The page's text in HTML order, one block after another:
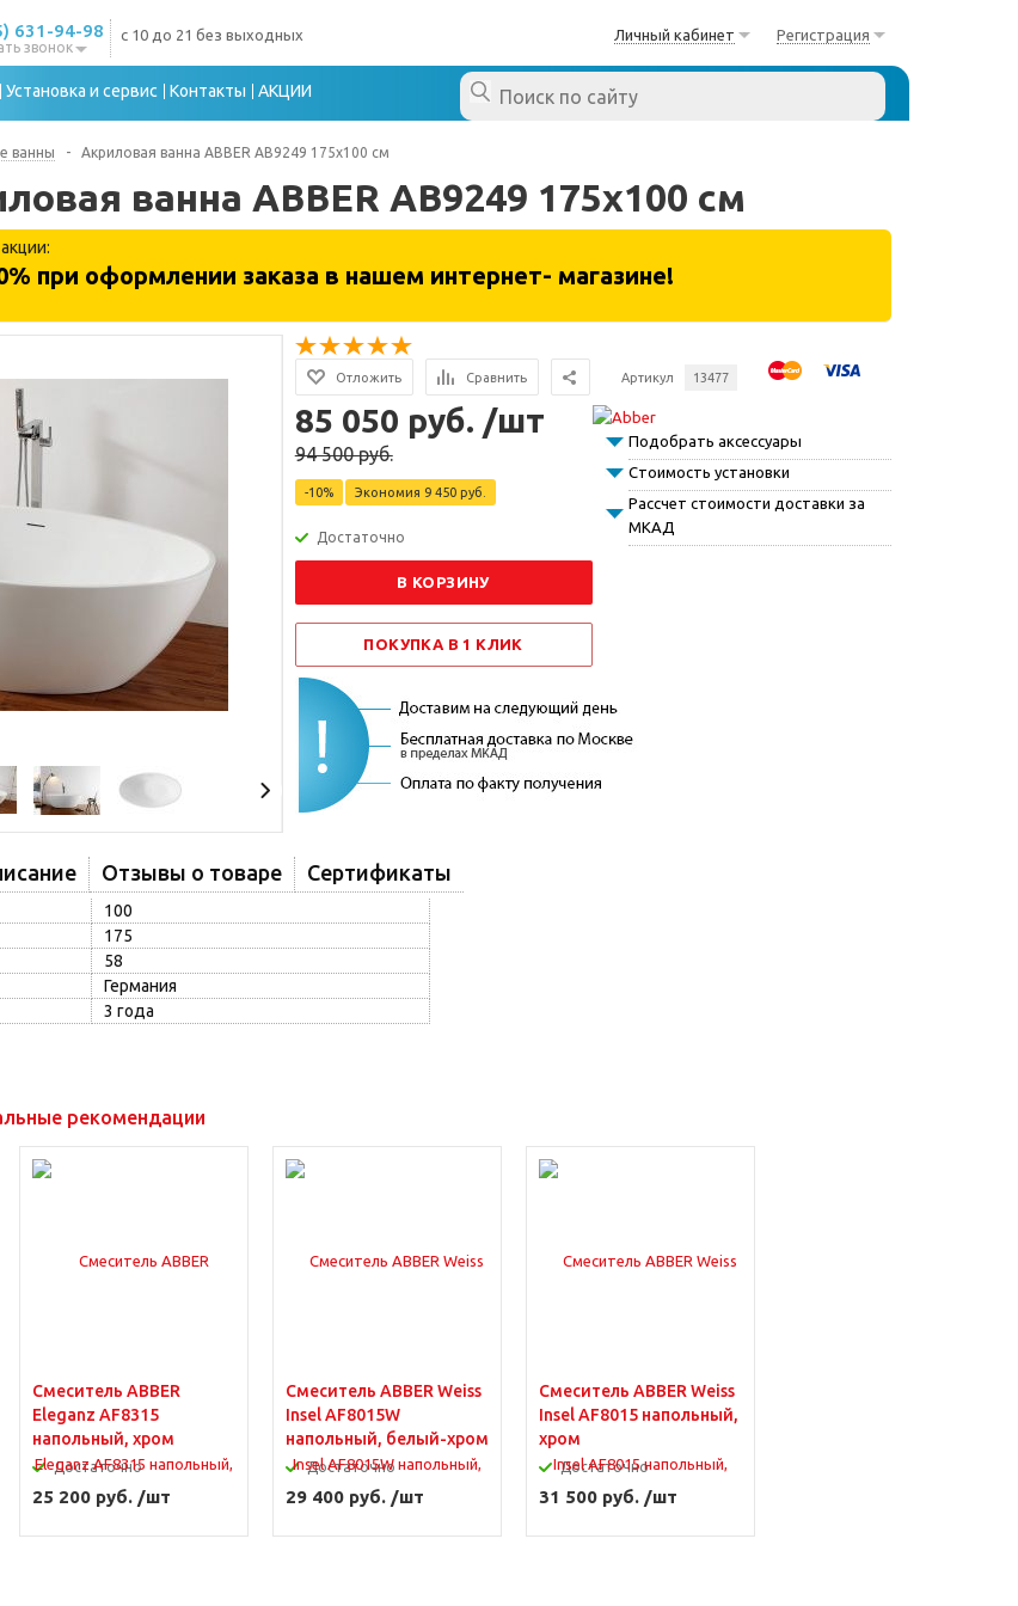
631-94-98
звонок
с 10 до 21 без выходных Личный кабинет Регистрация
Установка и сервис Контакты АКЦИИ
ванны - Акриловая ванна ABBER AB9249 175х100 см
ванна ABBER AB9249 175х100 см
при оформлении заказа в нашем интернет- магазине!
Отложить Сравнить Артикул 13477
85 050 руб. /шт
94 500 руб.
-10% Экономия 9 450 руб.
Достаточно
В КОРЗИНУ
ПОКУПКА В 1 КЛИК
Подобрать аксессуары
Стоимость установки
Рассчет стоимости доставки за
МКАД
Отзывы о товаре Сертификаты
100
175
58
Германия
3 года
рекомендации
Смеситель ABBER
Eleganz AF8315
напольный, хром
Достаточно
25 200 руб. /шт
Смеситель ABBER Weiss
Insel AF8015W
напольный, белый-хром
Достаточно
29 400 руб. /шт
Смеситель ABBER Weiss
Insel AF8015 напольный,
хром
Достаточно
31 500 руб. /шт